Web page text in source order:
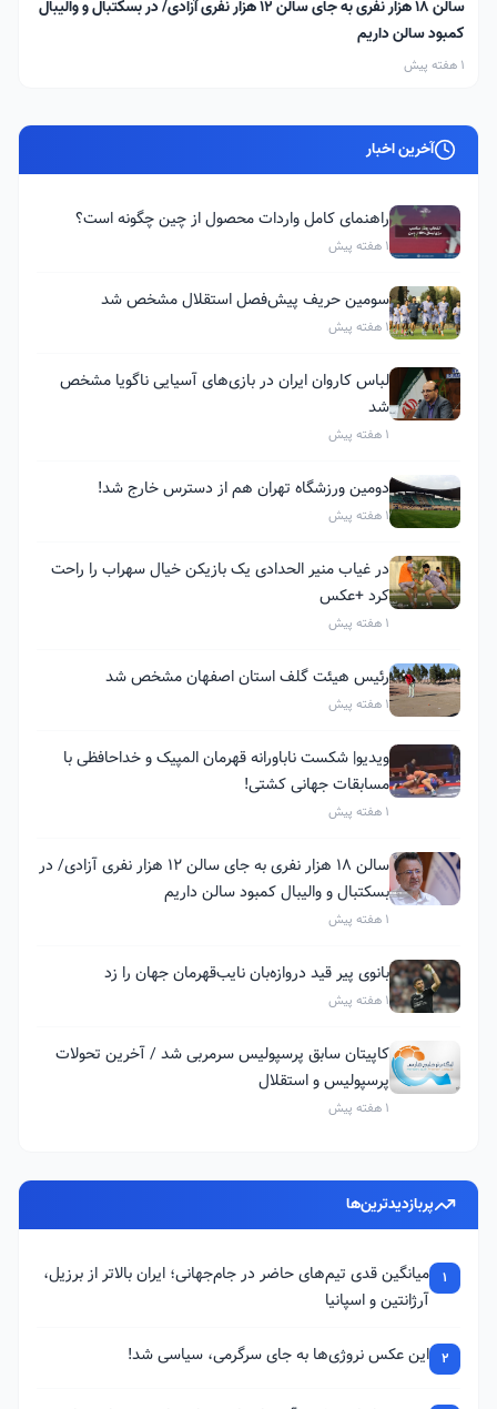
سالن ۱۸ هزار نفری به جای سالن ۱۲ هزار نفری آزادی/ در بسکتبال و والیبال
کمبود سالن داریم
1 هفته پیش
آخرین اخبار
راهنمای کامل واردات محصول از چین چگونه است؟
1 هفته پیش
سومین حریف پیش‌فصل استقلال مشخص شد
1 هفته پیش
لباس کاروان ایران در بازی‌های آسیایی ناگویا مشخص
شد
1 هفته پیش
دومین ورزشگاه تهران هم از دسترس خارج شد!
1 هفته پیش
در غیاب منیر الحدادی یک بازیکن خیال سهراب را راحت
کرد +عکس
1 هفته پیش
رئیس هیئت گلف استان اصفهان مشخص شد
1 هفته پیش
ویدیو| شکست ناباورانه قهرمان المپیک و خداحافظی با
مسابقات جهانی کشتی!
1 هفته پیش
سالن ۱۸ هزار نفری به جای سالن ۱۲ هزار نفری آزادی/ در
بسکتبال و والیبال کمبود سالن داریم
1 هفته پیش
بانوی پیر قید دروازه‌بان نایب‌قهرمان جهان را زد
1 هفته پیش
کاپیتان سابق پرسپولیس سرمربی شد / آخرین تحولات
پرسپولیس و استقلال
1 هفته پیش
پربازدیدترین‌ها
1
میانگین قدی تیم‌های حاضر در جام‌جهانی؛ ایران بالاتر از برزیل،
آرژانتین و اسپانیا
2 این عکس نروژی‌ها به جای سرگرمی، سیاسی شد!